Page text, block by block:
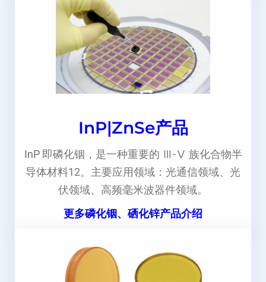
InP|ZnSe产品
InP 即磷化铟，是一种重要的 Ⅲ-Ⅴ 族化合物半
导体材料12。主要应用领域：光通信领域、光
伏领域、高频毫米波器件领域。
更多磷化铟、硒化锌产品介绍